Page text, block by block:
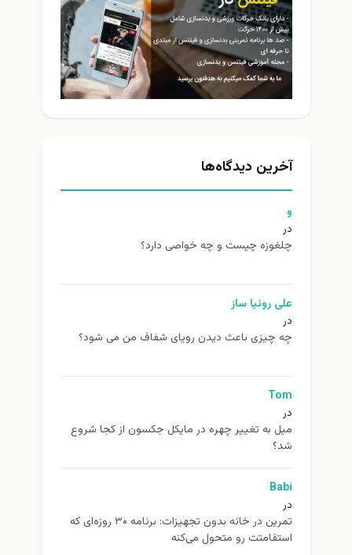
آخرین دیدگاه‌ها
و
در
چلغوزه چیست و چه خواصی دارد؟
علی روئیا ساز
در
چه چیزی باعث دیدن رویای شفاف من می شود؟
Tom
در
ميل به تغيير چهره در مایکل جکسون از كجا شروع
شد؟
Babi
در
تمرین در خانه بدون تجهیزات: برنامه ۳۰ روزه‌ای که
استقامتت رو متحول می‌کنه